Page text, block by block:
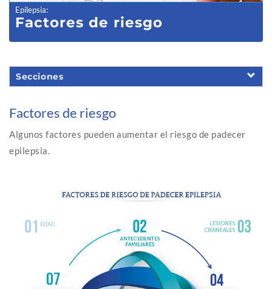
Epilepsia:
Factores de riesgo
Secciones
Factores de riesgo
Algunos factores pueden aumentar el riesgo de padecer
epilepsia.